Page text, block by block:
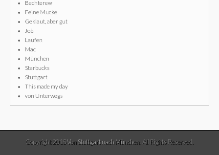
Bechterew
Feine Mucke
Geklaut, aber gut
Job
Laufen
Mac
München
Starbucks
Stuttgart
This made my day
von Unterwegs
Copyright 2015Von Stuttgart nach München . All Rights Reserved.